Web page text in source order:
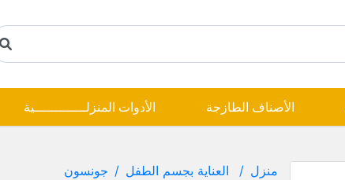
الأصناف الطازجة الأدوات المنزلـــــــــــــية
منزل العناية بجسم الطفل جونسون